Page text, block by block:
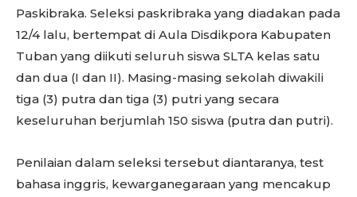
Paskibraka. Seleksi paskribraka yang diadakan pada
12/4 lalu, bertempat di Aula Disdikpora Kabupaten
Tuban yang diikuti seluruh siswa SLTA kelas satu
dan dua (I dan II). Masing-masing sekolah diwakili
tiga (3) putra dan tiga (3) putri yang secara
keseluruhan berjumlah 150 siswa (putra dan putri).
Penilaian dalam seleksi tersebut diantaranya, test
bahasa inggris, kewarganegaraan yang mencakup